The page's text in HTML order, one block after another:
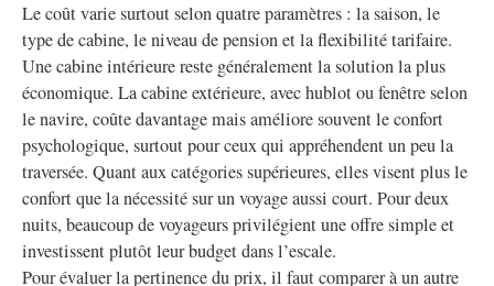
Le coût varie surtout selon quatre paramètres : la saison, le
type de cabine, le niveau de pension et la flexibilité tarifaire.
Une cabine intérieure reste généralement la solution la plus
économique. La cabine extérieure, avec hublot ou fenêtre selon
le navire, coûte davantage mais améliore souvent le confort
psychologique, surtout pour ceux qui appréhendent un peu la
traversée. Quant aux catégories supérieures, elles visent plus le
confort que la nécessité sur un voyage aussi court. Pour deux
nuits, beaucoup de voyageurs privilégient une offre simple et
investissent plutôt leur budget dans l’escale.
Pour évaluer la pertinence du prix, il faut comparer à un autre